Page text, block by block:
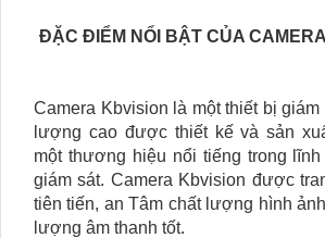
ĐẶC ĐIỂM NỔI BẬT CỦA
Camera Kbvision là một thiết bị giám
lượng cao được thiết kế và sản
một thương hiệu nổi tiếng trong
giám sát. Camera Kbvision được
tiên tiến, an Tâm chất lượng hình
lượng âm thanh tốt.